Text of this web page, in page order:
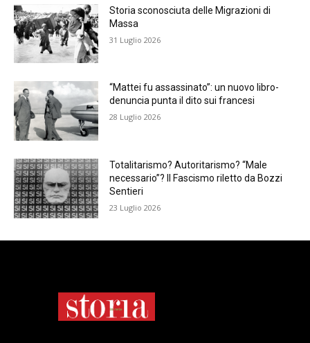
Storia sconosciuta delle Migrazioni di
Massa
31 Luglio 2026
“Mattei fu assassinato”: un nuovo libro-
denuncia punta il dito sui francesi
28 Luglio 2026
Totalitarismo? Autoritarismo? “Male
necessario”? Il Fascismo riletto da Bozzi
Sentieri
23 Luglio 2026